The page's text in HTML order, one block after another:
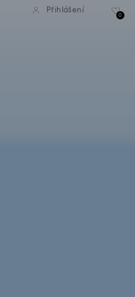
Bezplatné standardní
objednávce nad 2 460
Přihlášení
0